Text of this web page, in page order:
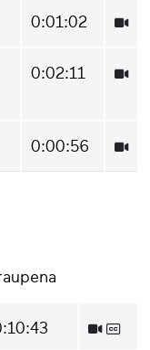
0:01:02
0:02:11
0:00:56